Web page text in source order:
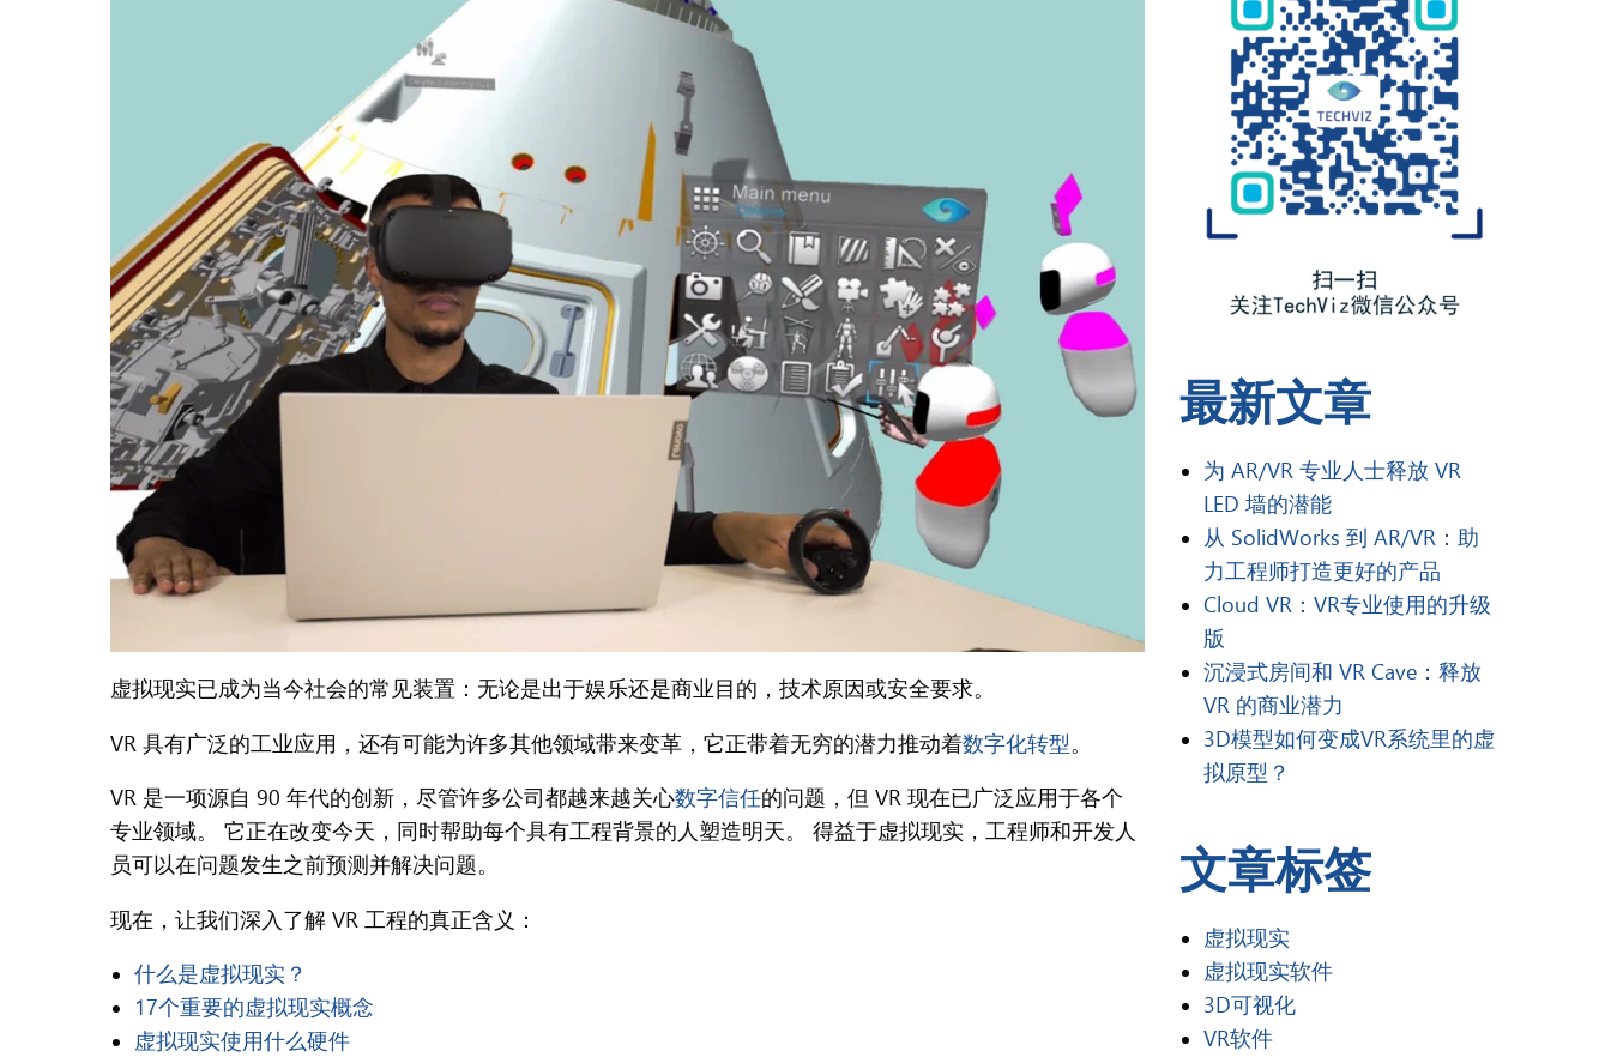
虚拟现实已成为当今社会的常见装置：无论是出于娱乐还是商业目的，技术原因或安全要求。
VR 具有广泛的工业应用，还有可能为许多其他领域带来变革，它正带着无穷的潜力推动着数字化转型。
VR 是一项源自 90 年代的创新，尽管许多公司都越来越关心数字信任的问题，但 VR 现在已广泛应用于各个
专业领域。 它正在改变今天，同时帮助每个具有工程背景的人塑造明天。 得益于虚拟现实，工程师和开发人
员可以在问题发生之前预测并解决问题。
现在，让我们深入了解 VR 工程的真正含义：
什么是虚拟现实？
17个重要的虚拟现实概念
虚拟现实使用什么硬件
最新文章
为 AR/VR 专业人士释放 VR
LED 墙的潜能
从 SolidWorks 到 AR/VR：助
力工程师打造更好的产品
Cloud VR：VR专业使用的升级
版
沉浸式房间和 VR Cave：释放
VR 的商业潜力
3D模型如何变成VR系统里的虚
拟原型？
文章标签
虚拟现实
虚拟现实软件
3D可视化
VR软件